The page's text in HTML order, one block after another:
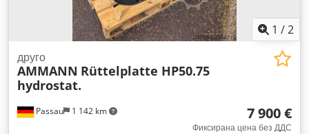
1 /2
Passau 1 142 km
друго
AMMANN Rüttelplatte HP50.75
hydrostat.
7 900 €
Фиксирана цена без ДДС